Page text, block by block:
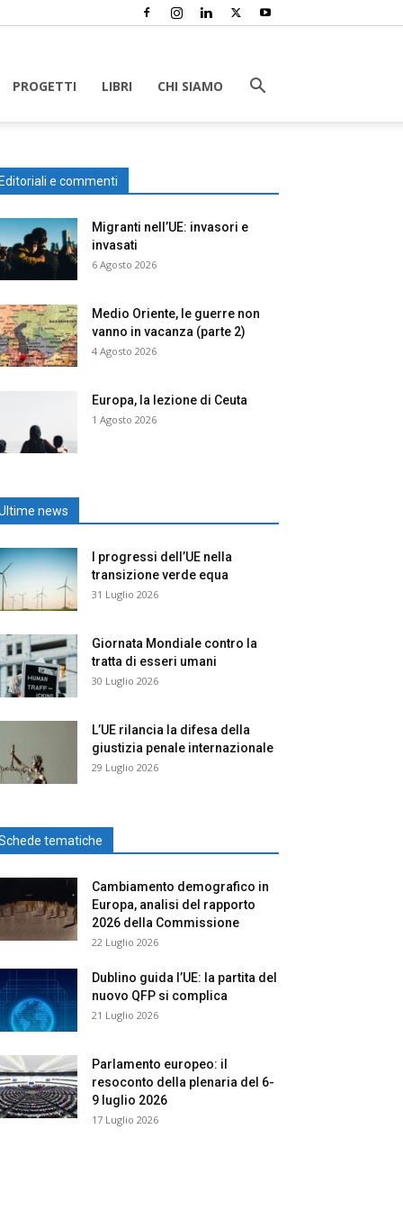
PROGETTI LIBRI CHI SIAMO
Editoriali e commenti
Migranti nell’UE: invasori e
invasati
6 Agosto 2026
Medio Oriente, le guerre non
vanno in vacanza (parte 2)
4 Agosto 2026
Europa, la lezione di Ceuta
1 Agosto 2026
news
I progressi dell’UE nella
transizione verde equa
31 Luglio 2026
Giornata Mondiale contro la
tratta di esseri umani
30 Luglio 2026
L’UE rilancia la difesa della
giustizia penale internazionale
29 Luglio 2026
tematiche
Cambiamento demografico in
Europa, analisi del rapporto
2026 della Commissione
22 Luglio 2026
Dublino guida l’UE: la partita del
nuovo QFP si complica
21 Luglio 2026
Parlamento europeo: il
resoconto della plenaria del 6-
9 luglio 2026
17 Luglio 2026